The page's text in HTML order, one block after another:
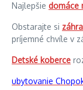
Najlepšie domáce
Obstarajte si
príjemné chvíle v
Detské koberce
ubytovanie